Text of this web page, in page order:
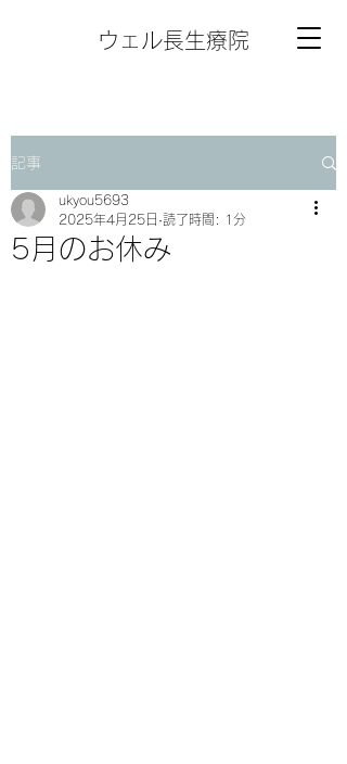
ウェル長生療院
記事
5月のお休み
ukyou5693
2025年4月25日 読了時間: 1分